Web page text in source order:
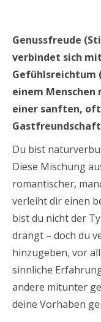
Genussfreude
verbindet sich mit
Gefühlsreichtum
einem
einer sanften,
Du bist
Diese Mischung
romantischer,
verleiht dir einen
bist du nicht der
drängt – doch du
hinzugeben, vor
sinnliche
andere mitunter
deine Vorhaben